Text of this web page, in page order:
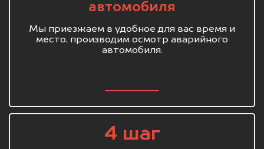
автомобиля
Мы приезжаем в удобное для вас время и
место, производим осмотр аварийного
автомобиля.
4 шаг